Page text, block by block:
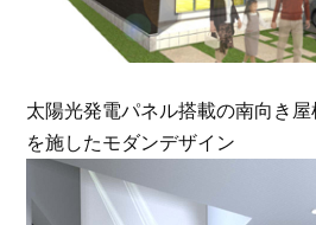
太陽光発電パネル搭載の南向き
を施したモダンデザイン